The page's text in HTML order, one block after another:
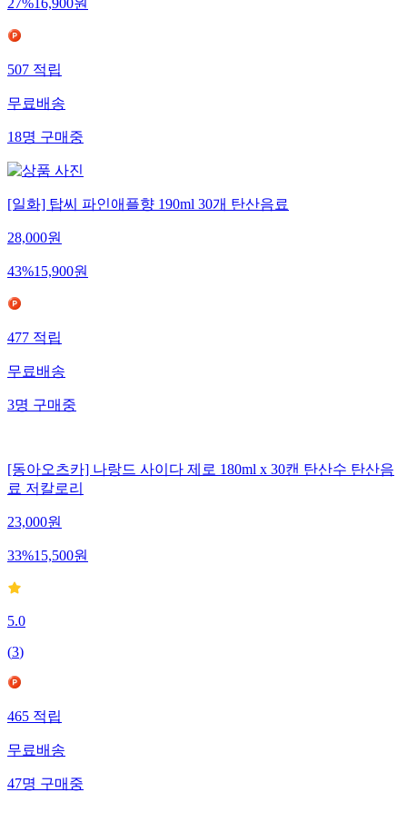
27%16,900원
507 적립
무료배송
18명 구매중
[일화] 탑씨 파인애플향 190ml 30개 탄산음료
28,000원
43%15,900원
477 적립
무료배송
3명 구매중
[동아오츠카] 나랑드 사이다 제로 180ml x 30캔 탄산수 탄산음
료 저칼로리
23,000원
33%15,500원
5.0
(3)
465적립
무료배송
47명구매중